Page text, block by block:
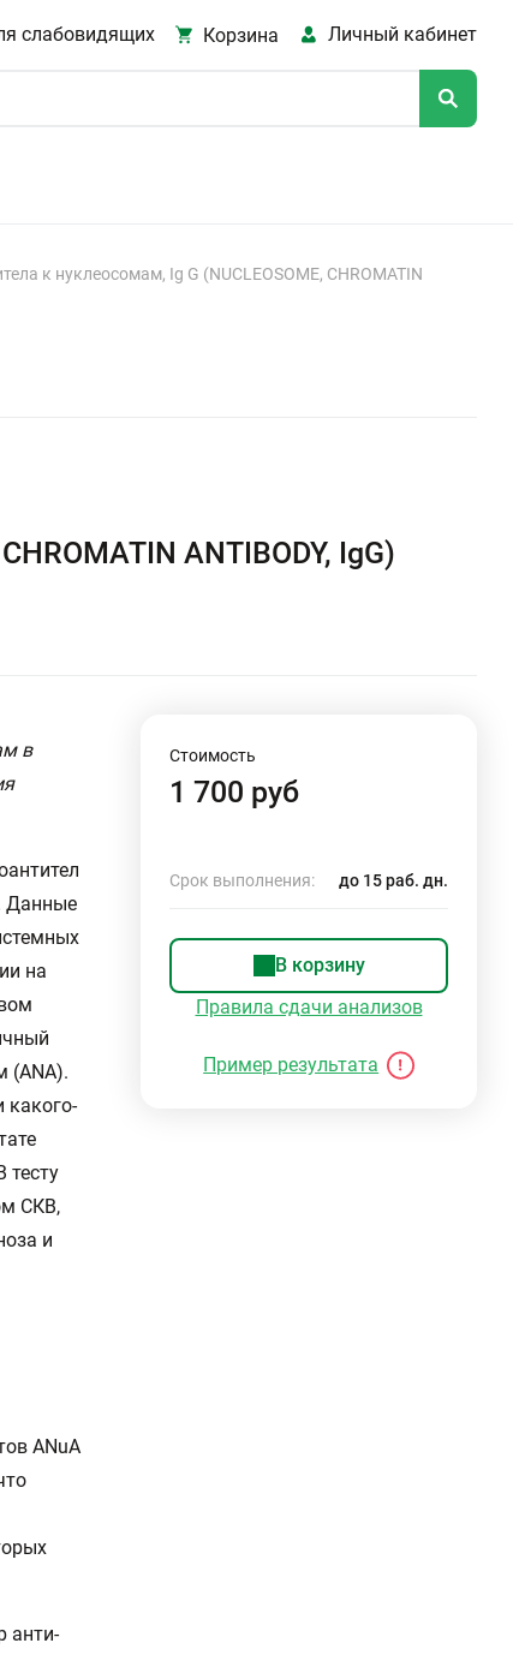
слабовидящих Корзина Личный кабинет
к нуклеосомам, Ig G (NUCLEOSOME, CHROMATIN
ANTIBODY, IgG)
в
Данные
на
(ANA).
какого-
тесту
СКВ,
и
ANuA
анти-
Стоимость
1 700 руб
Срок выполнения: до 15 раб. дн.
В корзину
Правила сдачи анализов
Пример результата